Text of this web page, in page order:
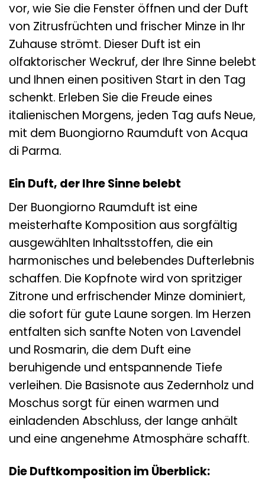
vor, wie Sie die Fenster öffnen und der Duft
von Zitrusfrüchten und frischer Minze in Ihr
Zuhause strömt. Dieser Duft ist ein
olfaktorischer Weckruf, der Ihre Sinne belebt
und Ihnen einen positiven Start in den Tag
schenkt. Erleben Sie die Freude eines
italienischen Morgens, jeden Tag aufs Neue,
mit dem Buongiorno Raumduft von Acqua
di Parma.
Ein Duft, der Ihre Sinne belebt
Der Buongiorno Raumduft ist eine
meisterhafte Komposition aus sorgfältig
ausgewählten Inhaltsstoffen, die ein
harmonisches und belebendes Dufterlebnis
schaffen. Die Kopfnote wird von spritziger
Zitrone und erfrischender Minze dominiert,
die sofort für gute Laune sorgen. Im Herzen
entfalten sich sanfte Noten von Lavendel
und Rosmarin, die dem Duft eine
beruhigende und entspannende Tiefe
verleihen. Die Basisnote aus Zedernholz und
Moschus sorgt für einen warmen und
einladenden Abschluss, der lange anhält
und eine angenehme Atmosphäre schafft.
Die Duftkomposition im Überblick: